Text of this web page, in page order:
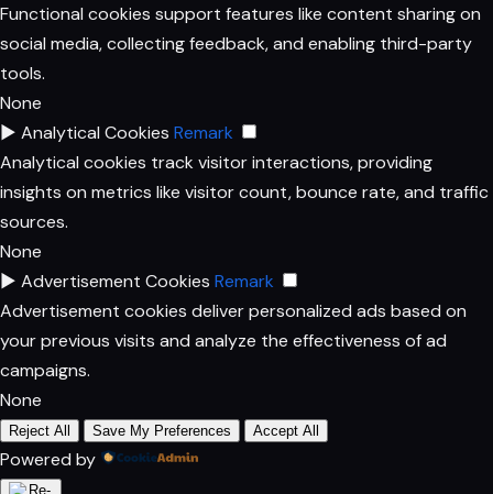
Functional cookies support features like content sharing on
social media, collecting feedback, and enabling third-party
tools.
None
► Analytical Cookies Remark
Analytical cookies track visitor interactions, providing
insights on metrics like visitor count, bounce rate, and traffic
sources.
None
► Advertisement Cookies Remark
Advertisement cookies deliver personalized ads based on
your previous visits and analyze the effectiveness of ad
campaigns.
None
Reject All Save My Preferences Accept All
Powered by